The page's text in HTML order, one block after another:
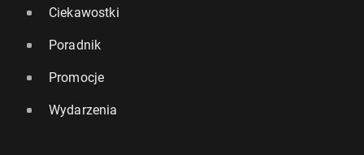
Ciekawostki
Poradnik
Promocje
Wydarzenia